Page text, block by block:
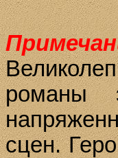
романы
сцен.